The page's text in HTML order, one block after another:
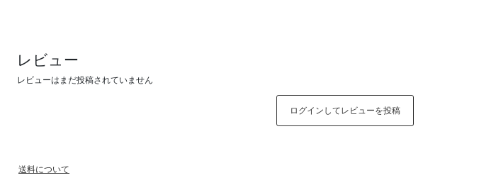
レビュー
レビューはまだ投稿されていません
ログインしてレビューを投稿
送料について